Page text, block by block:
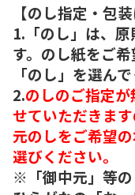
【のし指定・包
1.「のし」は、
す。のし紙をご
「のし」を選ん
2.のしのご指定
せていただきま
元のしをご希望
選びください。
※「御中元」等の